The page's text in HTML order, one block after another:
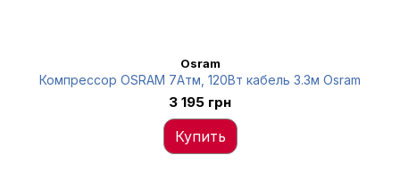
Osram
Компрессор OSRAM 7Атм, 120Вт кабель 3.3м Osram
3 195 грн
Купить